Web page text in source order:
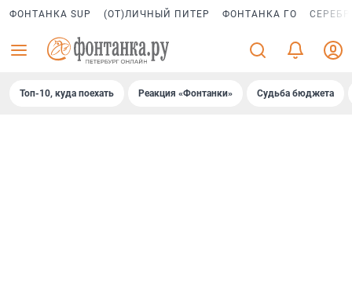
ФОНТАНКА SUP (ОТ)ЛИЧНЫЙ ПИТЕР ФОНТАНКА ГО
Топ-10, куда поехать Реакция «Фонтанки» Судьба бюджета